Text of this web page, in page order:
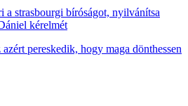
a strasbourgi bíróságot, nyilvánítsa
kérelmét
pereskedik, hogy maga dönthessen